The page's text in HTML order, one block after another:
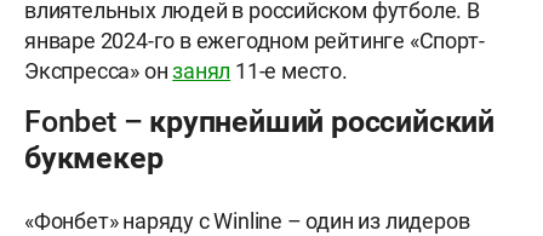
влиятельных людей в российском футболе. В
январе 2024-го в ежегодном рейтинге «Спорт-
Экспресса» онзанял 11-е место.
Fonbet – крупнейший российский
букмекер
«Фонбет» наряду с Winline – один из лидеров